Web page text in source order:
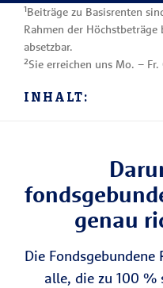
¹Beiträge zu Basisrenten
Rahmen der
absetzbar.
²Sie erreichen uns Mo. –
INHALT:
genau
Die
alle, die zu 100 %